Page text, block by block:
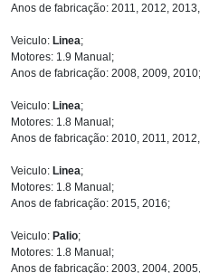
Anos de fabricação: 2011, 2012,
Veiculo: Linea;
Motores: 1.9 Manual;
Anos de fabricação: 2008, 2009, 2010;
Veiculo: Linea;
Motores: 1.8 Manual;
Anos de fabricação: 2010, 2011,
Veiculo: Linea;
Motores: 1.8 Manual;
Anos de fabricação: 2015, 2016;
Veiculo: Palio;
Motores: 1.8 Manual;
Anos de fabricação: 2003, 2004,